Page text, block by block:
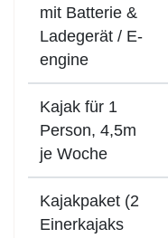
mit Batterie &
Ladegerät / E-
engine
Kajak für 1
Person, 4,5m
je Woche
Kajakpaket (2
Einerkajaks